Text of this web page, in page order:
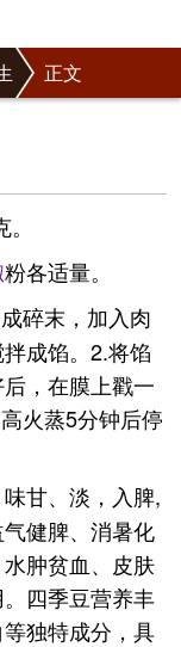
正文
粉各适量。
碎末，加入肉
成馅。2.将馅
，在膜上戳一
火蒸5分钟后停
甘、淡，入脾,
健脾、消暑化
肿贫血、皮肤
四季豆营养丰
独特成分，具